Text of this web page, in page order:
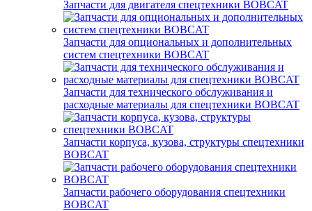
Запчасти для двигателя спецтехники BOBCAT
Запчасти для опциональных и дополнительных
систем спецтехники BOBCAT
Запчасти для технического обслуживания и
расходные материалы для спецтехники BOBCAT
Запчасти корпуса, кузова, структуры спецтехники
BOBCAT
Запчасти рабочего оборудования спецтехники
BOBCAT